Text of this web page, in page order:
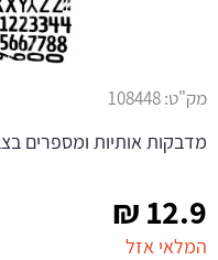
12.9
₪
המלאי אזל
מק"ט:108448
מדבקות אותיות ומספרים